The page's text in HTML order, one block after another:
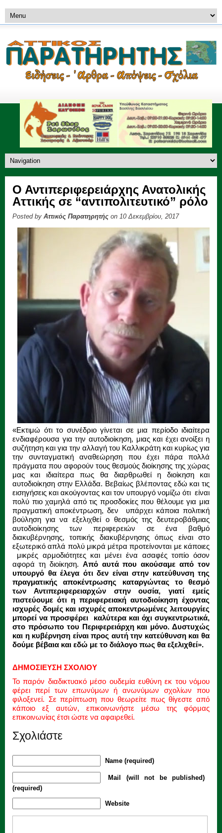
Ο Αντιπεριφερειάρχης Ανατολικής
Αττικής σε “αντιπολιτευτικό” ρόλο
Posted by Αττικός Παρατηρητής on 10 Δεκεμβρίου, 2017
«Εκτιμώ ότι το συνέδριο γίνεται σε μια περίοδο ιδιαίτερα
ενδιαφέρουσα για την αυτοδιοίκηση, μιας και έχει ανοίξει η
συζήτηση και για την αλλαγή του Καλλικράτη και κυρίως για
την συνταγματική αναθεώρηση που έχει πάρα πολλά
πράγματα που αφορούν τους θεσμούς διοίκησης της χώρας
μας και ιδιαίτερα πως θα διαρθρωθεί η διοίκηση και
αυτοδιοίκηση στην Ελλάδα. Βεβαίως βλέποντας εδώ και τις
εισηγήσεις και ακούγοντας και τον υπουργό νομίζω ότι είναι
πολύ πιο χαμηλά από τις προσδοκίες που θέλουμε για μια
πραγματική αποκέντρωση, δεν υπάρχει κάποια πολιτική
βούληση για να εξελιχθεί ο θεσμός της δευτεροβάθμιας
αυτοδιοίκησης των περιφερειών σε ένα βαθμό
διακυβέρνησης, τοπικής διακυβέρνησης όπως είναι στο
εξωτερικό απλά πολύ μικρά μέτρα προτείνονται με κάποιες
μικρές αρμοδιότητες και μένει ένα ασαφές τοπίο όσον
αφορά τη διοίκηση. Από αυτά που ακούσαμε από τον
υπουργό θα έλεγα ότι δεν είναι στην κατεύθυνση της
πραγματικής αποκέντρωσης καταργώντας το θεσμό
των Αντιπεριφερειαρχών στην ουσία, γιατί εμείς
πιστεύουμε ότι η περιφερειακή αυτοδιοίκηση έχοντας
ισχυρές δομές και ισχυρές αποκεντρωμένες λειτουργίες
μπορεί να προσφέρει καλύτερα και όχι συγκεντρωτικά,
στο πρόσωπο του Περιφερειάρχη και μόνο. Δυστυχώς
και η κυβέρνηση είναι προς αυτή την κατεύθυνση και θα
δούμε βέβαια και εδώ με το διάλογο πως θα εξελιχθεί».
ΔΗΜΟΣΙΕΥΣΗ ΣΧΟΛΙΟΥ
Το παρόν διαδικτυακό μέσο ουδεμία ευθύνη εκ του νόμου
φέρει περί των επωνύμων ή ανωνύμων σχολίων που
φιλοξενεί. Σε περίπτωση που θεωρείτε πως θίγεστε από
κάποιο εξ αυτών, επικοινωνήστε μέσω της φόρμας
επικοινωνίας έτσι ώστε να αφαιρεθεί.
Σχολιάστε
Name (required)
Mail (will not be published)
(required)
Website